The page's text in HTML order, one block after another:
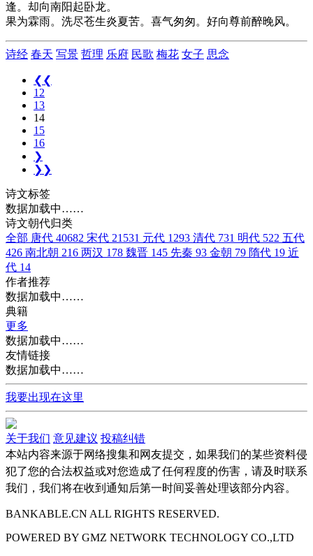
逢。却向南阳起卧龙。
果为霖雨。洗尽苍生炎夏苦。喜气匆匆。好向尊前醉晚风。
诗经 春天 写景 哲理 乐府 民歌 梅花 女子 思念
❮❮
12
13
14
15
16
❯
❯❯
诗文标签
数据加载中……
诗文朝代归类
全部 唐代 40682 宋代 21531 元代 1293 清代 731 明代 522 五代
426 南北朝 216 两汉 178 魏晋 145 先秦 93 金朝 79 隋代 19 近
代 14
作者推荐
数据加载中……
典籍
更多
数据加载中……
友情链接
数据加载中……
我要出现在这里
关于我们 意见建议 投稿纠错
本站内容来源于网络搜集和网友提交，如果我们的某些资料侵
犯了您的合法权益或对您造成了任何程度的伤害，请及时联系
我们，我们将在收到通知后第一时间妥善处理该部分内容。
BANKABLE.CN ALL RIGHTS RESERVED.
POWERED BY GMZ NETWORK TECHNOLOGY CO.,LTD